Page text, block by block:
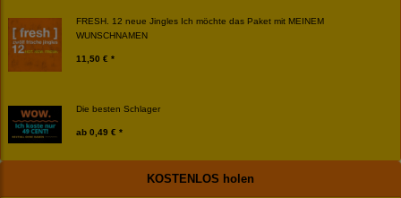
FRESH. 12 neue Jingles Ich möchte das Paket mit MEINEM
WUNSCHNAMEN
11,50 € *
Die besten Schlager
ab 0,49 € *
KOSTENLOS holen